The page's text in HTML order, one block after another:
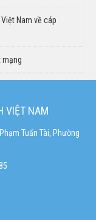
Nam về cáp
mạng
VIỆT NAM
Tuấn Tài, Phường